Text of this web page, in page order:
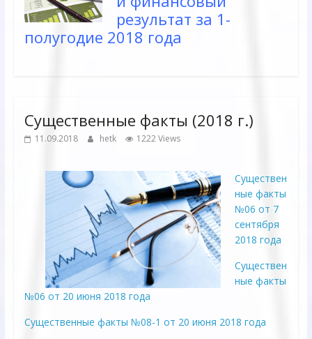
результат за 1-
полугодие 2018 года
Существенные факты (2018 г.)
11.09.2018 hetk 1222 Views
Существен
ные факты
№06 от 7
сентября
2018 года
Существен
ные факты
№06 от 20 июня 2018 года
Существенные факты №08-1 от 20 июня 2018 года